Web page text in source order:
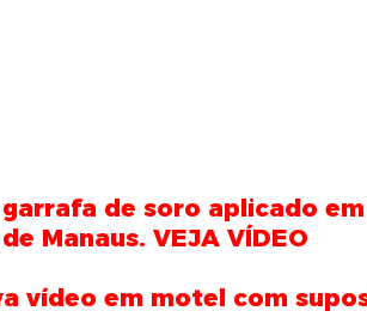
de soro aplicado
Manaus. VEJA VÍDEO
vídeo em motel com